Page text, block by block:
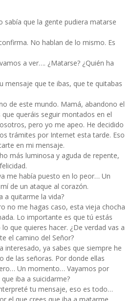
que la gente pudiera matarse
No hablan de lo mismo. Es
a ver…. ¿Matarse? ¿Quién ha
que te ibas, que te quitabas
de este mundo. Mamá, abandono el
queráis seguir montados en el
pero yo me apeo. He decidido
trámites por Internet esta tarde. Eso
en mi mensaje.
más luminosa y aguda de repente,
me había puesto en lo peor… Un
de un ataque al corazón.
a quitarme la vida?
no me hagas caso, esta vieja chocha
Lo importante es que tú estás
que quieres hacer. ¿De verdad vas a
el camino del Señor?
interesado, ya sabes que siempre he
de las señoras. Por donde ellas
Un momento… Vayamos por
iba a suicidarme?
tu mensaje, eso es todo…